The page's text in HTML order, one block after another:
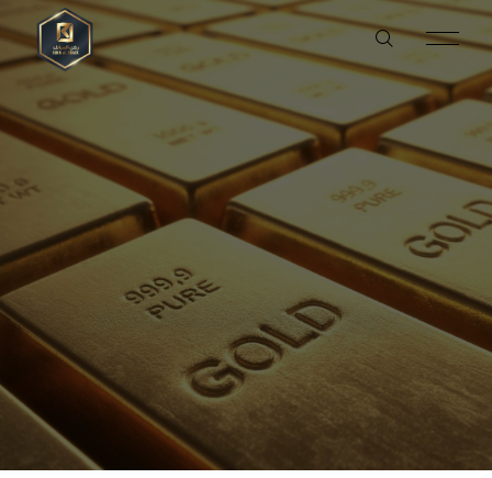
العربية ENGLISH
العربية
تواصل معنا
منتجاتنا